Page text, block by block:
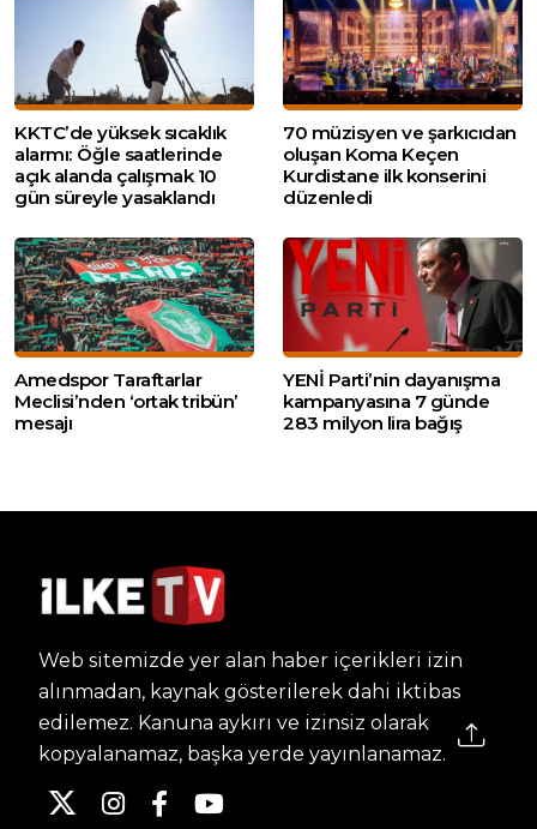
KKTC’de yüksek sıcaklık
alarmı: Öğle saatlerinde
açık alanda çalışmak 10
gün süreyle yasaklandı
70 müzisyen ve şarkıcıdan
oluşan Koma Keçen
Kurdistane ilk konserini
düzenledi
Amedspor Taraftarlar
Meclisi’nden ‘ortak tribün’
mesajı
YENİ Parti’nin dayanışma
kampanyasına 7 günde
283 milyon lira bağış
Web sitemizde yer alan haber içerikleri izin
alınmadan, kaynak gösterilerek dahi iktibas
edilemez. Kanuna aykırı ve izinsiz olarak
kopyalanamaz, başka yerde yayınlanamaz.